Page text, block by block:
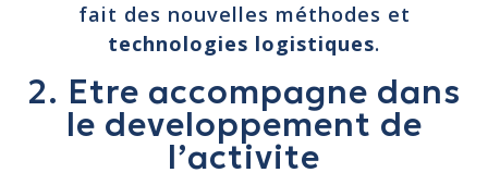
fait des nouvelles méthodes et
technologies logistiques.
2. Etre accompagne dans
le developpement de
l’activite